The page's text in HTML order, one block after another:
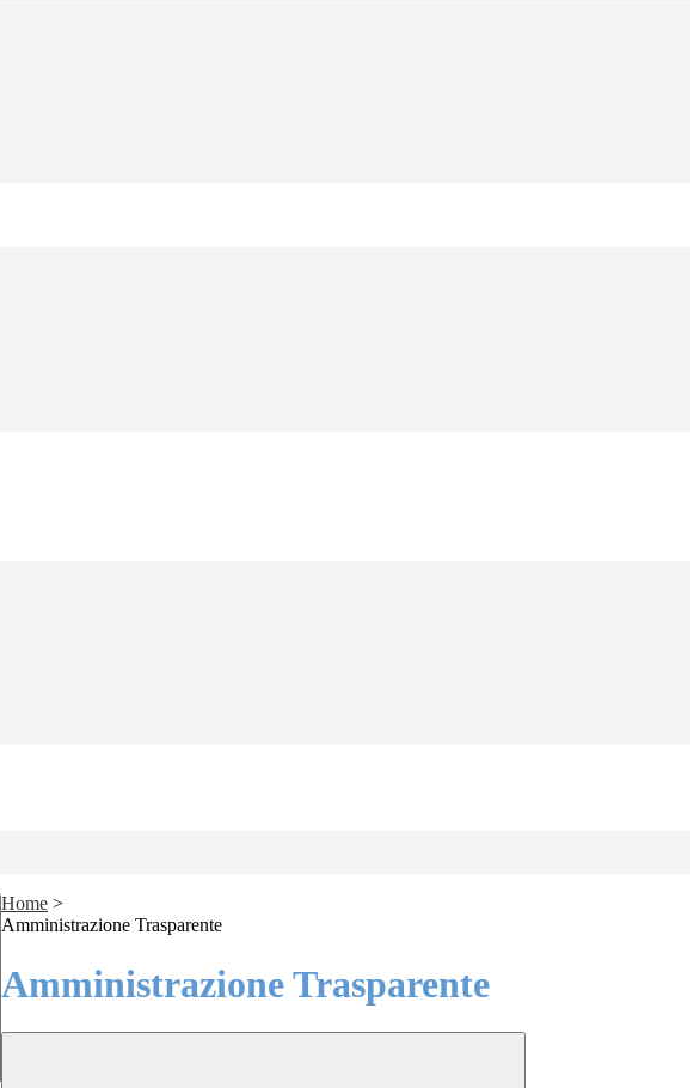
Home >
Amministrazione Trasparente
Amministrazione Trasparente